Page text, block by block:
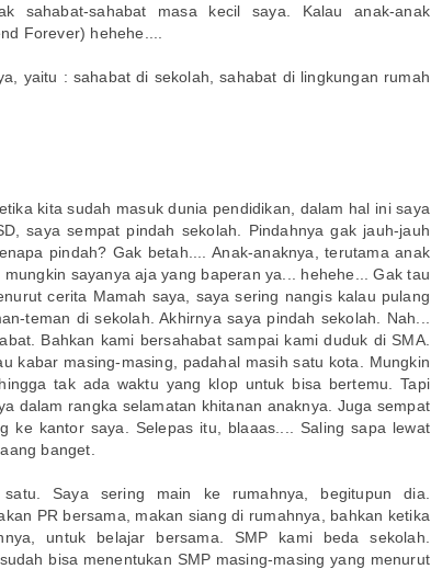
sahabat-sahabat masa kecil saya. Kalau anak-anak
Forever) hehehe....
yaitu : sahabat di sekolah, sahabat di lingkungan rumah
kita sudah masuk dunia pendidikan, dalam hal ini saya
saya sempat pindah sekolah. Pindahnya gak jauh-jauh
pindah? Gak betah.... Anak-anaknya, terutama anak
sayanya aja yang baperan ya... hehehe... Gak tau
cerita Mamah saya, saya sering nangis kalau pulang
teman di sekolah. Akhirnya saya pindah sekolah. Nah...
Bahkan kami bersahabat sampai kami duduk di SMA.
kabar masing-masing, padahal masih satu kota. Mungkin
tak ada waktu yang klop untuk bisa bertemu. Tapi
dalam rangka selamatan khitanan anaknya. Juga sempat
ke kantor saya. Selepas itu, blaaas.... Saling sapa lewat
banget.
Saya sering main ke rumahnya, begitupun dia.
PR bersama, makan siang di rumahnya, bahkan ketika
untuk belajar bersama. SMP kami beda sekolah.
bisa menentukan SMP masing-masing yang menurut